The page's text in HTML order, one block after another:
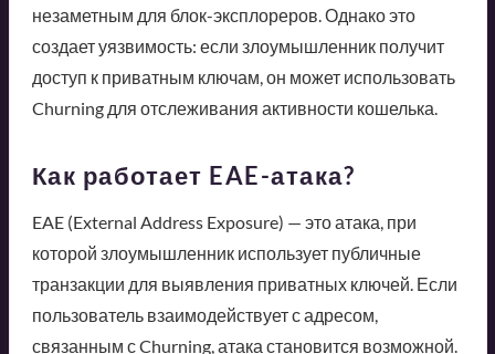
незаметным для блок-эксплореров. Однако это
создает уязвимость: если злоумышленник получит
доступ к приватным ключам, он может использовать
Churning для отслеживания активности кошелька.
Как работает EAE-атака?
EAE (External Address Exposure) — это атака, при
которой злоумышленник использует публичные
транзакции для выявления приватных ключей. Если
пользователь взаимодействует с адресом,
связанным с Churning, атака становится возможной.